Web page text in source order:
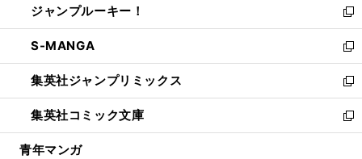
く
で
開
く
ド
ウ
で
開
く
ィ
ン
ド
ウ
で
開
く
い
ウ
ィ
ン
ド
ウ
で
開
ジャンプルーキー！
新
し
い
ウ
ィ
ン
ド
ウ
S-MANGA
新
し
い
ウ
ィ
ン
集英社ジャンプリミックス
新
し
い
ウ
集英社コミック文庫
新
し
青年マンガ